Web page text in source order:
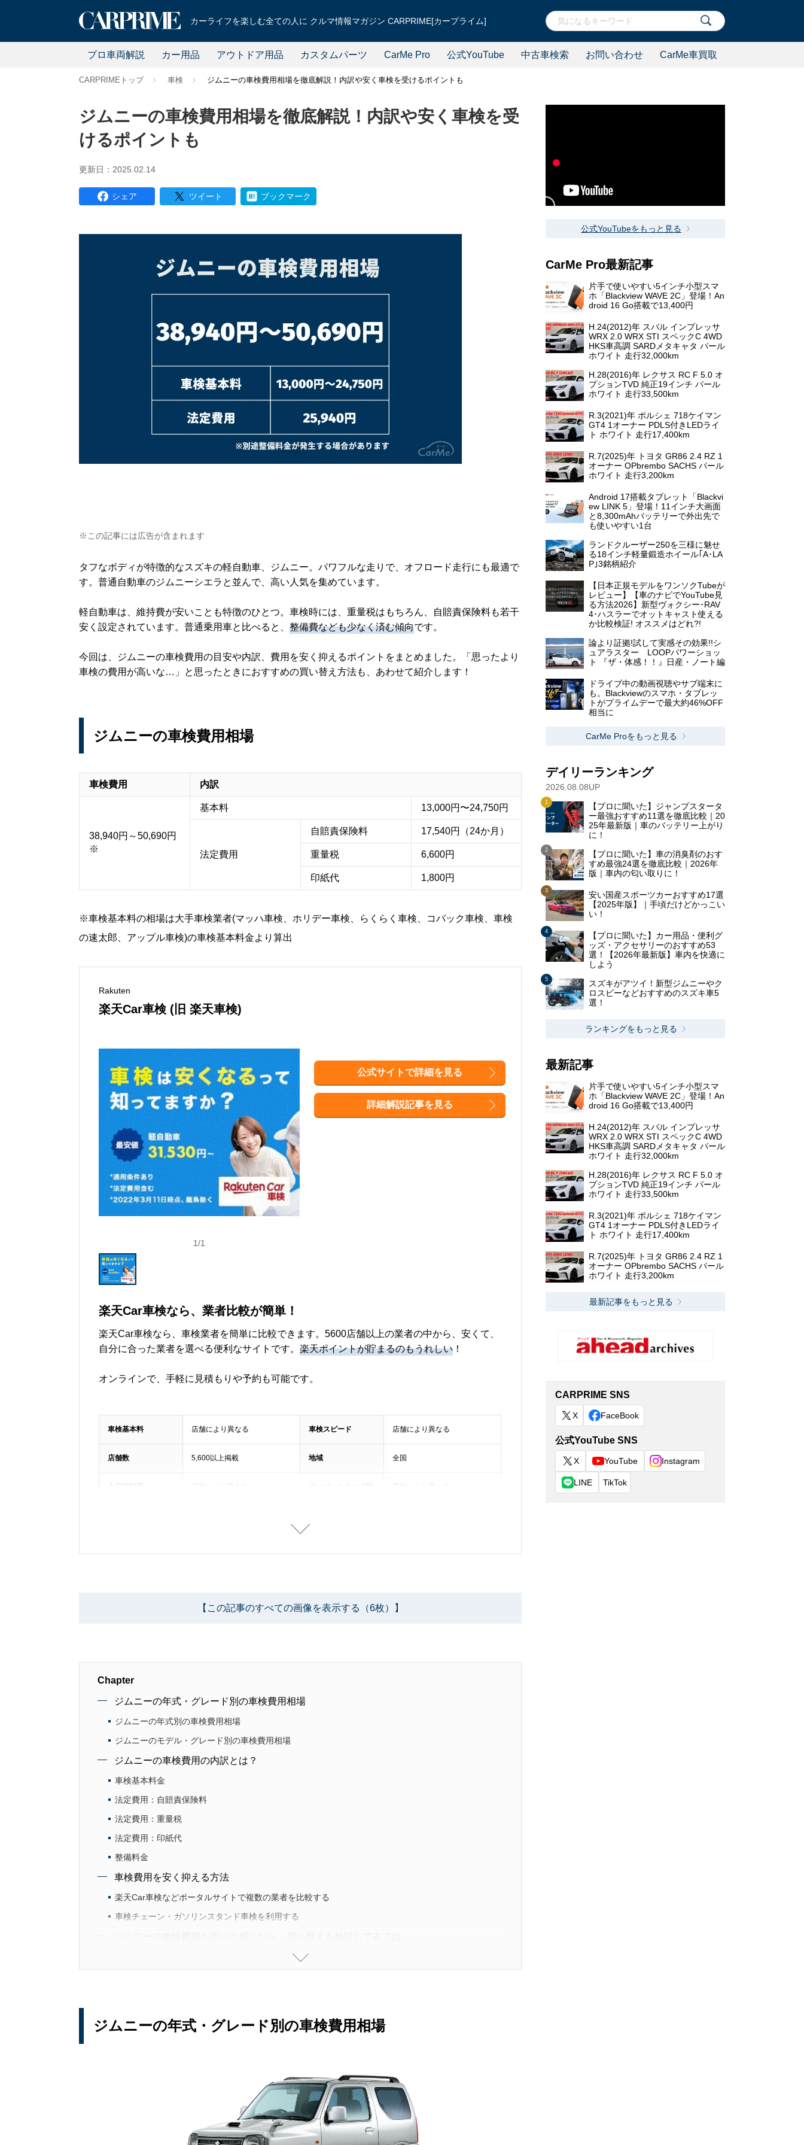
カーライフを楽しむ全ての人に クルマ情報マガジン CARPRIME[カープライム]
プロ車両解説 カー用品 アウトドア用品 カスタムパーツ CarMe Pro 公式YouTube 中古車検索 お問い合わせ CarMe車買取
CARPRIMEトップ 車検 ジムニーの車検費用相場を徹底解説！内訳や安く車検を受けるポイントも
ジムニーの車検費用相場を徹底解説！内訳や安く車検を受
けるポイントも
更新日：2025.02.14
シェア ツイート ブックマーク
※この記事には広告が含まれます
タフなボディが特徴的なスズキの軽自動車、ジムニー。パワフルな走りで、オフロード走行にも最適で
す。普通自動車のジムニーシエラと並んで、高い人気を集めています。
軽自動車は、維持費が安いことも特徴のひとつ。車検時には、重量税はもちろん、自賠責保険料も若干
安く設定されています。普通乗用車と比べると、 整備費なども少なく済む傾向です。
今回は、ジムニーの車検費用の目安や内訳、費用を安く抑えるポイントをまとめました。「思ったより
車検の費用が高いな…」と思ったときにおすすめの買い替え方法も、あわせて紹介します！
ジムニーの車検費用相場
車検費用 内訳
38,940円～50,690円
※
基本料 13,000円〜24,750円
法定費用
自賠責保険料 17,540円（24か月）
重量税 6,600円
印紙代 1,800円
※車検基本料の相場は大手車検業者(マッハ車検、ホリデー車検、らくらく車検、コバック車検、車検
の速太郎、アップル車検)の車検基本料金より算出
Rakuten
楽天Car車検 (旧 楽天車検)
1/1
公式サイトで詳細を見る
詳細解説記事を見る
楽天Car車検なら、業者比較が簡単！
楽天Car車検なら、車検業者を簡単に比較できます。5600店舗以上の業者の中から、安くて、
自分に合った業者を選べる便利なサイトです。 楽天ポイントが貯まるのもうれしい ！
オンラインで、手軽に見積もりや予約も可能です。
車検基本料 店舗により異なる 車検スピード 店舗により異なる
店舗数 5,600以上掲載 地域 全国
土日祝対応
クレジットカード対
【この記事のすべての画像を表示する（6枚）】
Chapter
ジムニーの年式・グレード別の車検費用相場
ジムニーの年式別の車検費用相場
ジムニーのモデル・グレード別の車検費用相場
ジムニーの車検費用の内訳とは？
車検基本料金
法定費用：自賠責保険料
法定費用：重量税
法定費用：印紙代
整備料金
車検費用を安く抑える方法
楽天Car車検などポータルサイトで複数の業者を比較する
車検チェーン・ガソリンスタンド車検を利用する
ジムニーの年式・グレード別の車検費用相場
公式YouTubeをもっと見る
CarMe Pro最新記事
片手で使いやすい5インチ小型スマ
ホ「Blackview WAVE 2C」登場！An
droid 16 Go搭載で13,400円
H.24(2012)年 スバル インプレッサ
WRX 2.0 WRX STI スペックC 4WD
HKS車高調 SARDメタキャタ パール
ホワイト 走行32,000km
H.28(2016)年 レクサス RC F 5.0 オ
プションTVD 純正19インチ パール
ホワイト 走行33,500km
R.3(2021)年 ポルシェ 718ケイマン
GT4 1オーナー PDLS付きLEDライ
ト ホワイト 走行17,400km
R.7(2025)年 トヨタ GR86 2.4 RZ 1
オーナー OPbrembo SACHS パール
ホワイト 走行3,200km
Android 17搭載タブレット「Blackvi
ew LINK 5」登場！11インチ大画面
と8,300mAhバッテリーで外出先で
も使いやすい1台
ランドクルーザー250を三様に魅せ
る18インチ軽量鍛造ホイール｢A･LA
P｣3銘柄紹介
【日本正規モデルをワンソクTubeが
レビュー】【車のナビでYouTube見
る方法2026】新型ヴォクシー･RAV
4･ハスラーでオットキャスト使える
か比較検証! オススメはどれ?!
論より証拠!試して実感その効果!!シ
ュアラスター LOOPパワーショッ
ト 『ザ・体感！！』日産・ノート編
ドライブ中の動画視聴やサブ端末に
も。Blackviewのスマホ・タブレッ
トがプライムデーで最大約46%OFF
相当に
CarMe Proをもっと見る
デイリーランキング
2026.08.08UP
【プロに聞いた】ジャンプスタータ
ー最強おすすめ11選を徹底比較｜20
25年最新版｜車のバッテリー上がり
に！
【プロに聞いた】車の消臭剤のおす
すめ最強24選を徹底比較｜2026年
版｜車内の匂い取りに！
安い国産スポーツカーおすすめ17選
【2025年版】｜手頃だけどかっこい
い！
【プロに聞いた】カー用品・便利グ
ッズ・アクセサリーのおすすめ53
選！【2026年最新版】車内を快適に
しよう
スズキがアツイ！新型ジムニーやク
ロスビーなどおすすめのスズキ車5
選！
ランキングをもっと見る
最新記事
片手で使いやすい5インチ小型スマ
ホ「Blackview WAVE 2C」登場！An
droid 16 Go搭載で13,400円
H.24(2012)年 スバル インプレッサ
WRX 2.0 WRX STI スペックC 4WD
HKS車高調 SARDメタキャタ パール
ホワイト 走行32,000km
H.28(2016)年 レクサス RC F 5.0 オ
プションTVD 純正19インチ パール
ホワイト 走行33,500km
R.3(2021)年 ポルシェ 718ケイマン
GT4 1オーナー PDLS付きLEDライ
ト ホワイト 走行17,400km
R.7(2025)年 トヨタ GR86 2.4 RZ 1
オーナー OPbrembo SACHS パール
ホワイト 走行3,200km
最新記事をもっと見る
CARPRIME SNS
X FaceBook
公式YouTube SNS
X YouTube Instagram
LINE TikTok